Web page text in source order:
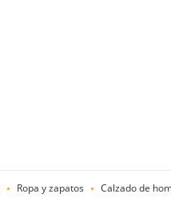
Ropa y zapatos Calzado de